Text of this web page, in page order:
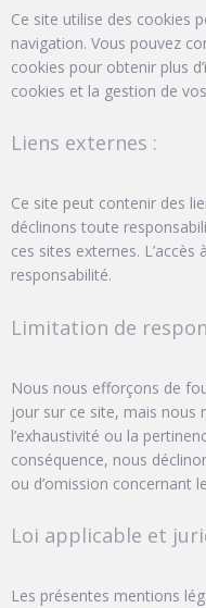
Ce site utilise des cookies
navigation. Vous pouvez
cookies pour obtenir plus
cookies et la gestion de
Liens externes :
Ce site peut contenir des
déclinons toute
ces sites externes.
responsabilité.
Limitation de
Nous nous efforçons de
jour sur ce site, mais nous
l’exhaustivité ou la
conséquence, nous
ou d’omission concernant
Loi applicable et
Les présentes mentions